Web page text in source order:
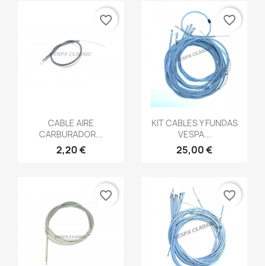
Vista rápida
CABLE AIRE
CARBURADOR...
2,20 €
favorite_border
Vista rápida
KIT CABLES Y FUNDAS
VESPA...
25,00 €
favorite_border
favorite_border favorite_border